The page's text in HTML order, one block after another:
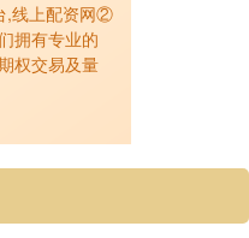
,线上配资网②
拥有专业的
权交易及量